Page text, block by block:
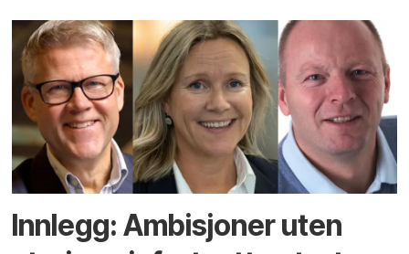
Innlegg: Ambisjoner uten